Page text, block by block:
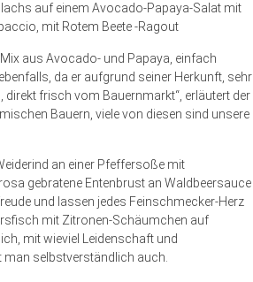
auf einem Avocado-Papaya-Salat mit
mit Rotem Beete -Ragout
aus Avocado- und Papaya, einfach
da er aufgrund seiner Herkunft, sehr
frisch vom Bauernmarkt“, erläutert der
Bauern, viele von diesen sind unsere
an einer Pfeffersoße mit
gebratene Entenbrust an Waldbeersauce
und lassen jedes Feinschmecker-Herz
mit Zitronen-Schäumchen auf
mit wieviel Leidenschaft und
man selbstverständlich auch.